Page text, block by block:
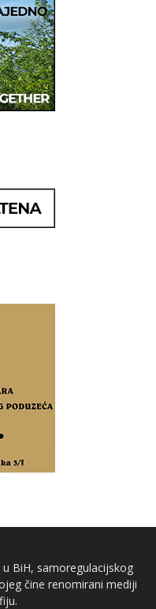
BiH, samoregulacijskog
čine renomirani mediji